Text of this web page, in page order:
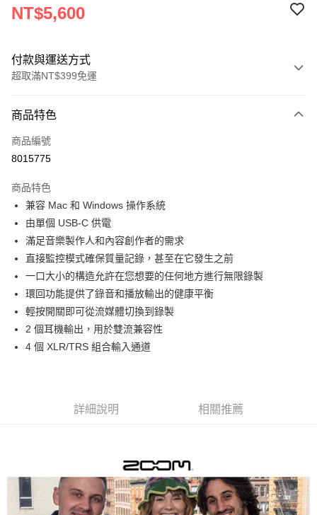
NT$5,600
付款與運送方式
超取滿NT$399免運
信用卡一次付款
信用卡分期付款
合作金庫商業銀行
華南商業銀行
上海商業儲蓄銀行
國泰世華商業銀行
兆豐國際商業銀行
臺灣中小企業銀行
台中商業銀行
匯豐（台灣）商業銀行
華泰商業銀行
聯邦商業銀行
遠東國際商業銀行
元大商業銀行
永豐商業銀行
玉山商業銀行
星展（台灣）商業銀行
台新國際商業銀行
台灣樂天信用卡公司
6 期 0 利率 每期
華南商業銀行
上海商業儲蓄銀行
台北富邦商業銀行
國泰世華商業銀行
兆豐國際商業銀行
臺灣中小企業銀行
台中商業銀行
匯豐（台灣）商業銀行
華泰商業銀行
聯邦商業銀行
遠東國際商業銀行
元大商業銀行
永豐商業銀行
玉山商業銀行
台新國際商業銀行
12 期 0 利率 每期 NT$466
合作金庫商業銀行
第一商業銀行
上海商業儲蓄銀行
台北富邦商業銀行
國泰世華商業銀行
兆豐國際商業銀行
臺灣中小企業銀行
台中商業銀行
匯豐（台灣）商業銀行
華泰商業銀行
聯邦商業銀行
元大商業銀行
玉山商業銀行
超商取貨付款
LINE Pay
Apple Pay
街口支付
悠遊付
【關於「AFTEE先享後付」】
AFTEE先享後付是「在收到商品之後才付款」的支付方式。 讓您購物簡單
便利好安心！
ATM付款
商品特色
商品編號
8015775
商品特色
兼容 Mac 和 Windows 操作系統
由單個 USB-C 供電
滿足音樂製作人和內容創作者的需求
直接監控模式確保質量記錄，甚至在它發生之前
一口大小的構造允許在您想要的任何地方進行無限錄製
環回功能提供了錄音和播放輸出的健康平衡
輕按開關即可從流媒體切換到錄製
2 個耳機輸出，用於雙流兼容性
4 個 XLR/TRS 組合輸入通道
詳細說明 相關推薦